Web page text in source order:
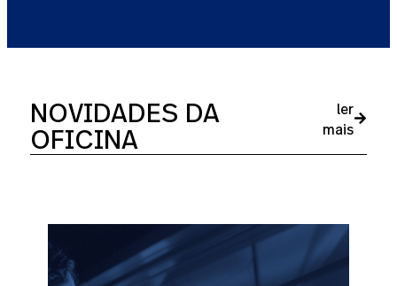
NOVIDADES DA
OFICINA
ler
mais